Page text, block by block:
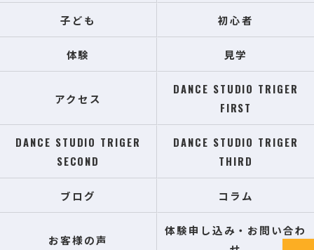
子ども 初心者
体験 見学
アクセス
DANCE STUDIO TRIGER
FIRST
DANCE STUDIO TRIGER
SECOND
DANCE STUDIO TRIGER
THIRD
ブログ コラム
お客様の声
体験申し込み・お問い合わ